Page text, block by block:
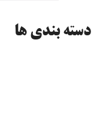
دسته‌ بندی ها